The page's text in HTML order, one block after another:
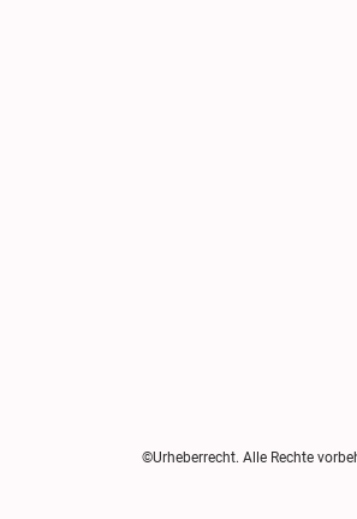
©Urheberrecht. Alle Rechte